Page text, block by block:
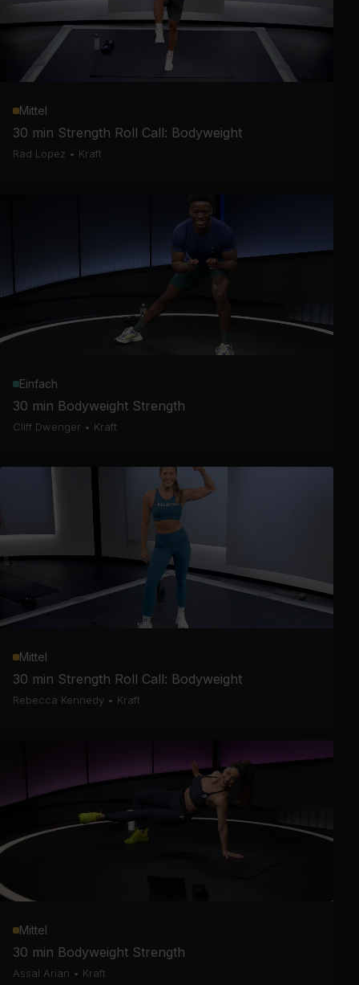
Mittel
30 min Strength Roll Call: Bodyweight
Rad Lopez • Kraft
Einfach
30 min Bodyweight Strength
Cliff Dwenger • Kraft
Mittel
30 min Strength Roll Call: Bodyweight
Rebecca Kennedy • Kraft
Mittel
30 min Bodyweight Strength
Assal Arian • Kraft